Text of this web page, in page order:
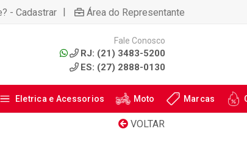
- Cadastrar | Área do Representante
Fale Conosco
RJ: (21) 3483-5200
ES: (27) 2888-0130
Eletrica e Acessorios Moto Marcas
VOLTAR